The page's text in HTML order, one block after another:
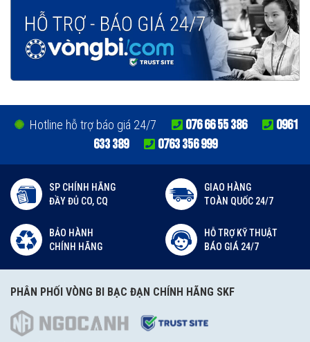
Hotline hỗ trợ báo giá 24/7 076 66 55 386
0961
633 389
0763 356 999
SP CHÍNH HÃNG
ĐẦY ĐỦ CO, CQ
GIAO HÀNG
TOÀN QUỐC 24/7
BẢO HÀNH
CHÍNH HÃNG
HỖ TRỢ KỸ THUẬT
BÁO GIÁ 24/7
PHÂN PHỐI VÒNG BI BẠC ĐẠN CHÍNH HÃNG SKF